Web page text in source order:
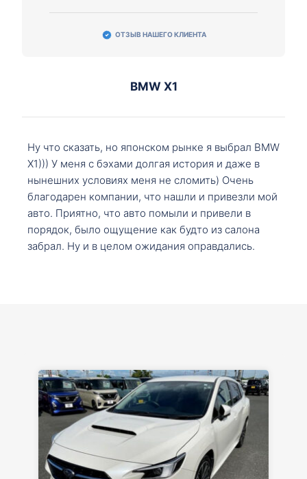
ОТЗЫВ НАШЕГО КЛИЕНТА
BMW X1
Ну что сказать, но японском рынке я выбрал BMW
X1))) У меня с бэхами долгая история и даже в
нынешних условиях меня не сломить) Очень
благодарен компании, что нашли и привезли мой
авто. Приятно, что авто помыли и привели в
порядок, было ощущение как будто из салона
забрал. Ну и в целом ожидания оправдались.